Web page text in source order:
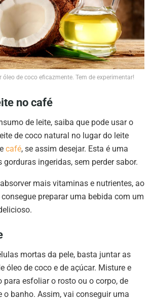
de coco eficazmente. Tem de experimentar!
no café
de leite, saiba que pode usar o
de coco natural no lugar do leite
café, se assim desejar. Esta é uma
ingeridas, sem perder sabor.
mais vitaminas e nutrientes, ao
preparar uma bebida com um
mortas da pele, basta juntar as
óleo de coco e de açúcar. Misture e
para esfoliar o rosto ou o corpo, de
o banho. Assim, vai conseguir uma